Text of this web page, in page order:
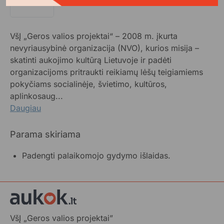
VšĮ „Geros valios projektai“ – 2008 m. įkurta
nevyriausybinė organizacija (NVO), kurios misija –
skatinti aukojimo kultūrą Lietuvoje ir padėti
organizacijoms pritraukti reikiamų lėšų teigiamiems
pokyčiams socialinėje, švietimo, kultūros,
aplinkosaug...
Daugiau
Parama skiriama
Padengti palaikomojo gydymo išlaidas.
VšĮ „Geros valios projektai”